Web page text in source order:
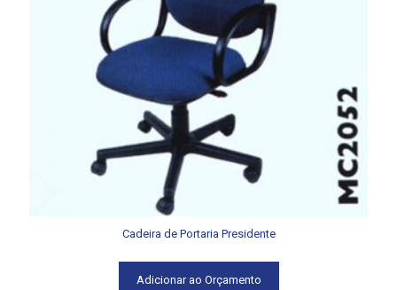
Cadeira de Portaria Presidente
Adicionar ao Orçamento